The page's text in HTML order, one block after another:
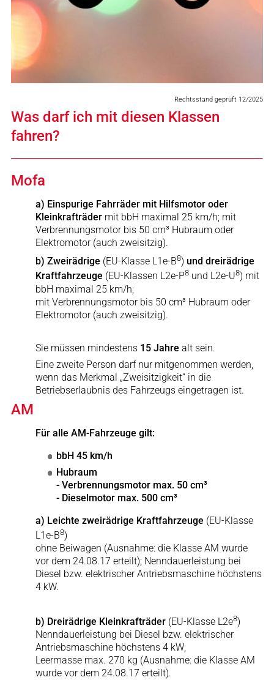
Rechtsstand geprüft 12/2025
Was darf ich mit diesen Klassen
fahren?
Mofa
a) Einspurige Fahrräder mit Hilfsmotor oder
Kleinkrafträder mit bbH maximal 25 km/h; mit
Verbrennungsmotor bis 50 cm³ Hubraum oder
Elektromotor (auch zweisitzig).
b) Zweirädrige (EU-Klasse L1e-B8) und dreirädrige
Kraftfahrzeuge (EU-Klassen L2e-P8und L2e-U8) mit
bbH maximal 25 km/h;
mit Verbrennungsmotor bis 50 cm³ Hubraum oder
Elektromotor (auch zweisitzig).
Sie müssen mindestens 15 Jahre alt sein.
Eine zweite Person darf nur mitgenommen werden,
wenn das Merkmal „Zweisitzigkeit“ in die
Betriebserlaubnis des Fahrzeugs eingetragen ist.
AM
Für alle AM-Fahrzeuge gilt:
bbH 45 km/h
Hubraum
- Verbrennungsmotor max. 50 cm³
- Dieselmotor max. 500 cm³
a) Leichte zweirädrige Kraftfahrzeuge (EU-Klasse
L1e-B8)
ohne Beiwagen (Ausnahme: die Klasse AM wurde
vor dem 24.08.17 erteilt); Nenndauerleistung bei
Diesel bzw. elektrischer Antriebsmaschine höchstens
4 kW.
b) Dreirädrige Kleinkrafträder(EU-Klasse L2e8)
Nenndauerleistung bei Diesel bzw. elektrischer
Antriebsmaschine höchstens 4 kW;
Leermasse max. 270 kg (Ausnahme: die Klasse AM
wurde vor dem 24.08.17 erteilt).